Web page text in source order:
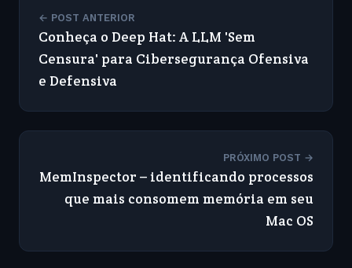
← POST ANTERIOR
Conheça o Deep Hat: A LLM 'Sem
Censura' para Cibersegurança Ofensiva
e Defensiva
PRÓXIMO POST →
MemInspector – identificando processos
que mais consomem memória em seu
Mac OS